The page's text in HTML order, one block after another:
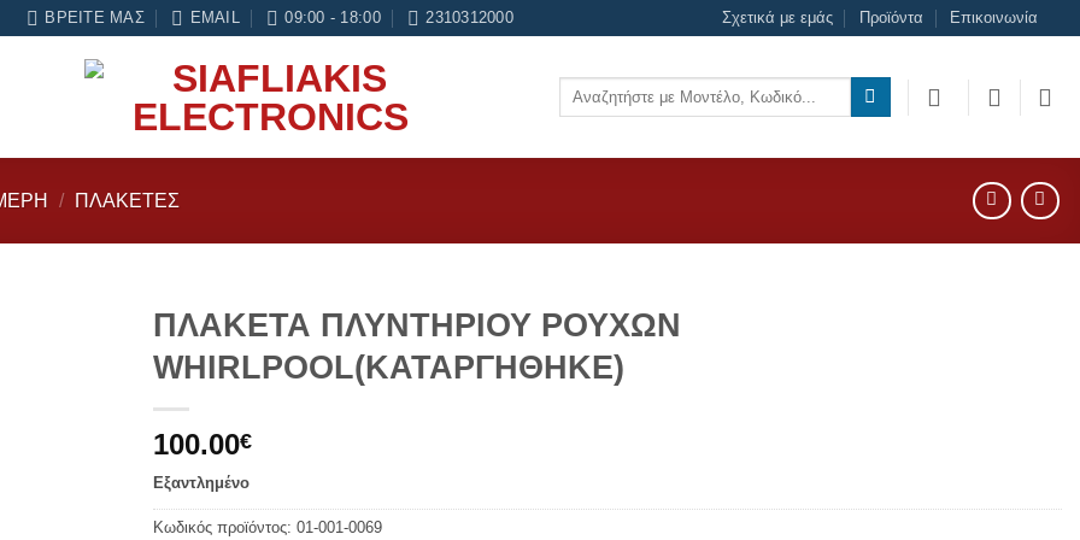
εγγύηση σε κάθε εργασία Service
ΒΡΕΊΤΕ ΜΑΣ EMAIL 09:00 - 18:00 2310312000 Σχετικά με εμάς Προϊόντα Επικοινωνία
Αναζήτηση
/ ΠΛΑΚΈΤΕΣ
ΠΛΑΚΕΤΑ ΠΛΥΝΤΗΡΙΟΥ ΡΟΥΧΩΝ
WHIRLPOOL(ΚΑΤΑΡΓΗΘΗΚΕ)
100.00€
Εξαντλημένο
Κωδικός προϊόντος: 01-001-0069